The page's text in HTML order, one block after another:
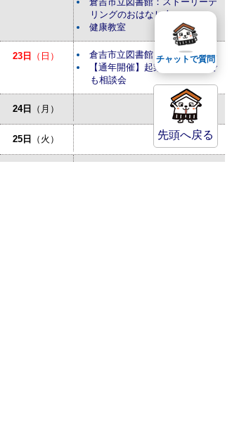
リングのおはなし会
健康教室
23日 （日）
倉吉市立図書館：おはなしかい
【通年開催】起業・経営なんで
も相談会
24日 （月）
25日 （火） 先頭へ戻る
チャットで質問